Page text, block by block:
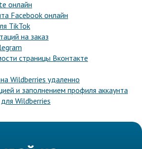
онлайн
Facebook онлайн
TikTok
на заказ
страницы Вконтакте
Wildberries удаленно
и заполнением профиля аккаунта
Wildberries